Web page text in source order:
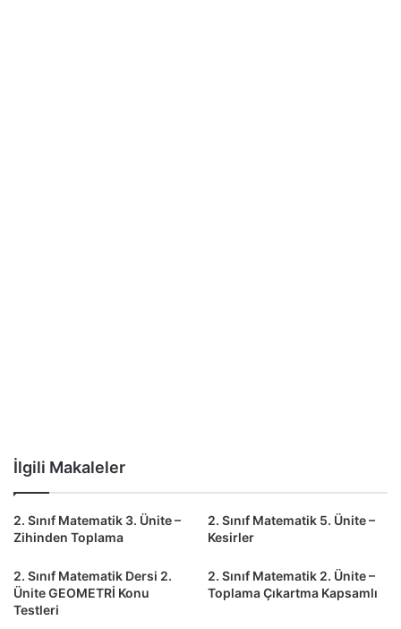
İlgili Makaleler
2. Sınıf Matematik 3. Ünite –
Zihinden Toplama
2. Sınıf Matematik 5. Ünite –
Kesirler
2. Sınıf Matematik Dersi 2.
Ünite GEOMETRİ Konu
Testleri
2. Sınıf Matematik 2. Ünite –
Toplama Çıkartma Kapsamlı